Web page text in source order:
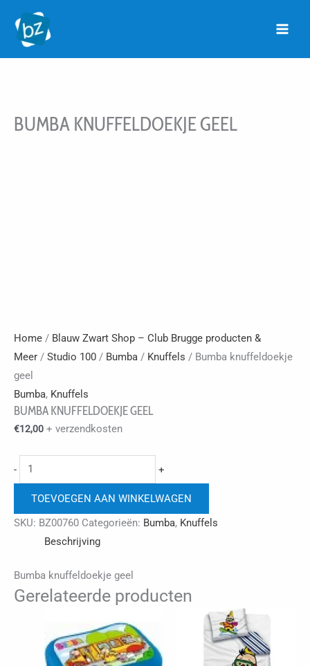
naar
BUMBA KNUFFELDOEKJE GEEL
Home / Blauw Zwart Shop – Club Brugge producten &
Meer / Studio 100 / Bumba / Knuffels / Bumba knuffeldoekje
geel
Bumba, Knuffels
BUMBA KNUFFELDOEKJE GEEL
€12,00 + verzendkosten
-
Bumba
knuffeldoekje
geel
aantal
+
TOEVOEGEN AAN WINKELWAGEN
SKU: BZ00760 Categorieën: Bumba, Knuffels
Beschrijving
Bumba knuffeldoekje geel
Gerelateerde producten